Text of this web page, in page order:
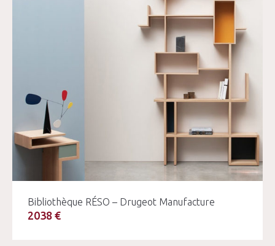
Bibliothèque RÉSO – Drugeot Manufacture
2038 €